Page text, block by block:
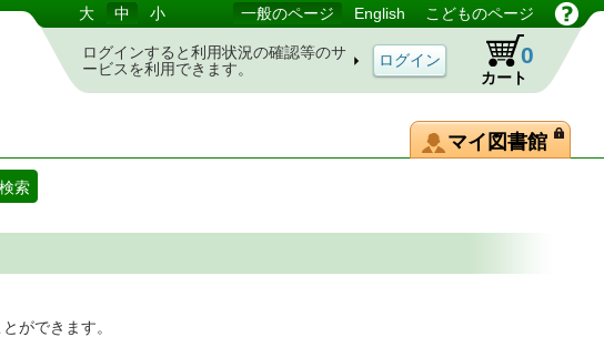
大 中 小 一般のページ English こどものページ
ログインすると利用状況の確認等のサ
ービスを利用できます。
カート
0
マイ図書館
索
ができます。